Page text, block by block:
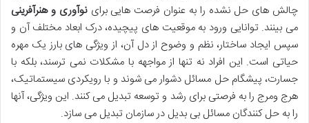
چالش های حل نشده را به عنوان فرصت هایی براینوآوری و هنرآفرینی
می بینند. توانایی ورود به موقعیت های پیچیده، درک ابعاد مختلف آن و
سپس ایجاد ساختار، نظم و وضوح از دل آن، از ویژگی های بارز یک مهره
حیاتی است. این افراد نه تنها از مواجهه با مشکلات نمی ترسند، بلکه با
جسارت، پیشگام حل مسائل دشوار می شوند و با رویکردی سیستماتیک،
هرج ومرج را به فرصتی برای رشد و توسعه تبدیل می کنند. این ویژگی، آنها
را به حل کنندگان مسائل بی بدیل در سازمان تبدیل می سازد.